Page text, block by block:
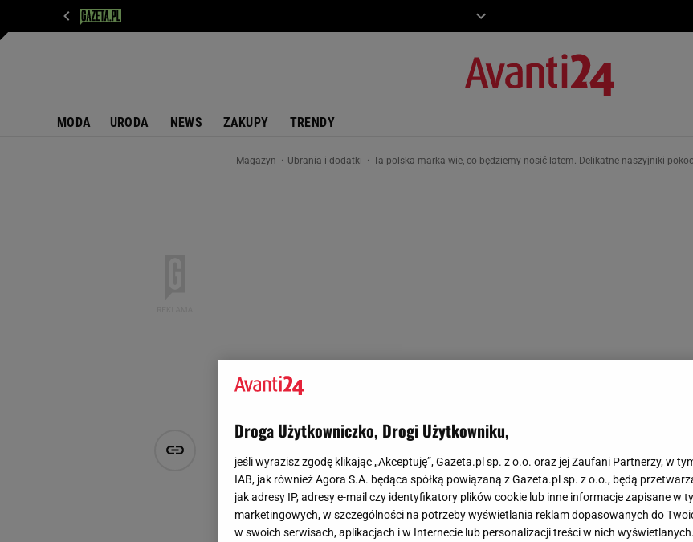
MODA URODA NEWS ZAKUPY TRENDY
Magazyn Ubrania i dodatki Ta polska marka wie, co będziemy nosić latem. Delikatne naszyjniki
Ta polska marka wie, co będziemy nosić
naszyjniki pokochasz od pierwszego
Julia Goljan
3 czerwca 2025, 16:13
Droga Użytkowniczko, Drogi Użytkowniku,
jeśli wyrazisz zgodę klikając „Akceptuję”, Gazeta.pl sp. z o.o. oraz jej Zaufani Partnerzy, w
IAB, jak również Agora S.A. będąca spółką powiązaną z Gazeta.pl sp. z o.o., będą
jak adresy IP, adresy e-mail czy identyfikatory plików cookie lub inne informacje zapisane w
marketingowych, w szczególności na potrzeby wyświetlania reklam dopasowanych do
w swoich serwisach, aplikacjach i w Internecie lub personalizacji treści w nich